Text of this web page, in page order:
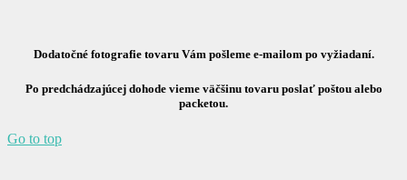
Dodatočné fotografie tovaru Vám pošleme e-mailom po vyžiadaní.
Po predchádzajúcej dohode vieme väčšinu tovaru poslať poštou alebo
packetou.
Go to top